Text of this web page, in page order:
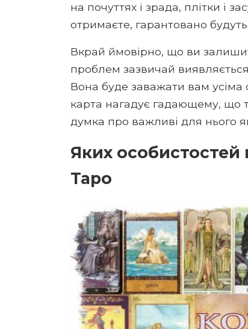
на почуттях і зрада, плітки і
отримаєте, гарантовано
Вкрай ймовірно, що ви
проблем зазвичай
Вона буде заважати вам
карта нагадує гадающему, що
думка про важливі для нього
Яких особистостей
Таро